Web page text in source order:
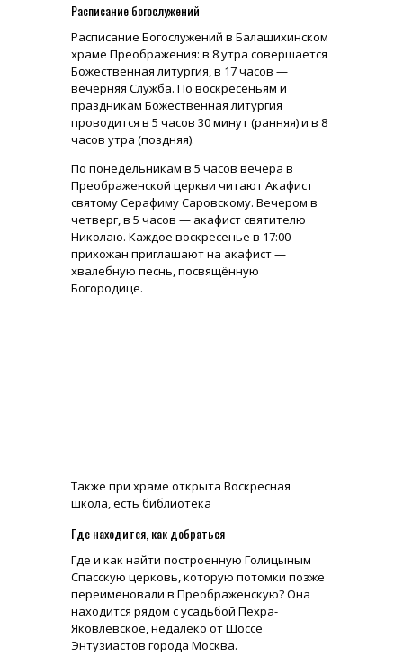
Расписание богослужений
Расписание Богослужений в Балашихинском
храме Преображения: в 8 утра совершается
Божественная литургия, в 17 часов —
вечерняя Служба. По воскресеньям и
праздникам Божественная литургия
проводится в 5 часов 30 минут (ранняя) и в 8
часов утра (поздняя).
По понедельникам в 5 часов вечера в
Преображенской церкви читают Акафист
святому Серафиму Саровскому. Вечером в
четверг, в 5 часов — акафист святителю
Николаю. Каждое воскресенье в 17:00
прихожан приглашают на акафист —
хвалебную песнь, посвящённую
Богородице.
Также при храме открыта Воскресная
школа, есть библиотека
Где находится, как добраться
Где и как найти построенную Голицыным
Спасскую церковь, которую потомки позже
переименовали в Преображенскую? Она
находится рядом с усадьбой Пехра-
Яковлевское, недалеко от Шоссе
Энтузиастов города Москва.